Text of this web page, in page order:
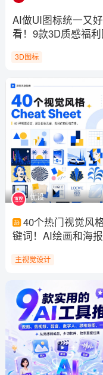
AI做UI图标统一又好
看！9款3D质感福
3D图标
40个热门视觉风
键词！AI绘画和海
优设
主视觉设计